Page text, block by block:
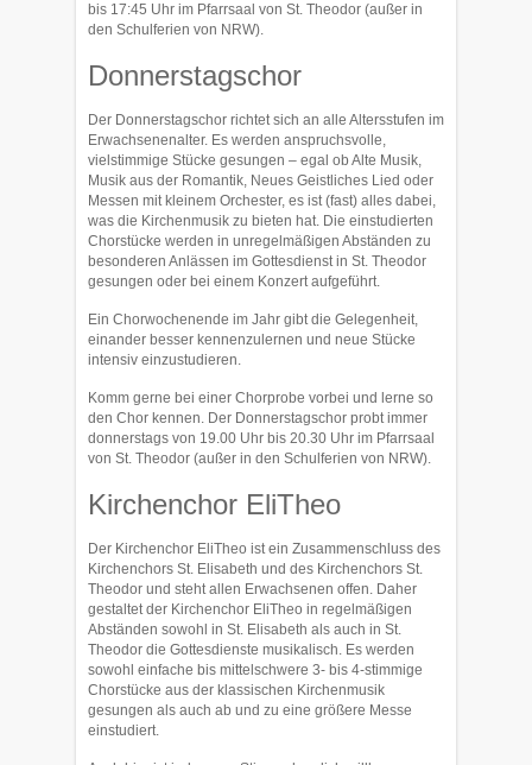
bis 17:45 Uhr im Pfarrsaal von St. Theodor (außer in
den Schulferien von NRW).
Donnerstagschor
Der Donnerstagschor richtet sich an alle Altersstufen im
Erwachsenenalter. Es werden anspruchsvolle,
vielstimmige Stücke gesungen – egal ob Alte Musik,
Musik aus der Romantik, Neues Geistliches Lied oder
Messen mit kleinem Orchester, es ist (fast) alles dabei,
was die Kirchenmusik zu bieten hat. Die einstudierten
Chorstücke werden in unregelmäßigen Abständen zu
besonderen Anlässen im Gottesdienst in St. Theodor
gesungen oder bei einem Konzert aufgeführt.
Ein Chorwochenende im Jahr gibt die Gelegenheit,
einander besser kennenzulernen und neue Stücke
intensiv einzustudieren.
Komm gerne bei einer Chorprobe vorbei und lerne so
den Chor kennen. Der Donnerstagschor probt immer
donnerstags von 19.00 Uhr bis 20.30 Uhr im Pfarrsaal
von St. Theodor (außer in den Schulferien von NRW).
Kirchenchor EliTheo
Der Kirchenchor EliTheo ist ein Zusammenschluss des
Kirchenchors St. Elisabeth und des Kirchenchors St.
Theodor und steht allen Erwachsenen offen. Daher
gestaltet der Kirchenchor EliTheo in regelmäßigen
Abständen sowohl in St. Elisabeth als auch in St.
Theodor die Gottesdienste musikalisch. Es werden
sowohl einfache bis mittelschwere 3- bis 4-stimmige
Chorstücke aus der klassischen Kirchenmusik
gesungen als auch ab und zu eine größere Messe
einstudiert.